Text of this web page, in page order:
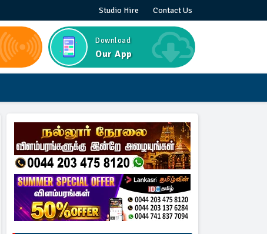
Studio Hire Contact Us
Download
Our App